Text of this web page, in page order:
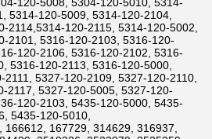
5314-120-5009, 5314-120-2104,
2114,5314-120-2115, 5314-120-5002,
2101, 5316-120-2103, 5316-120-
120-2106, 5316-120-2102, 5316-
5316-120-2113, 5316-120-5000,
5327-120-2109, 5327-120-2110,
2117, 5327-120-5005, 5327-120-
120-2103, 5435-120-5000, 5435-
5435-120-5010,
167729, 314629, 316937,